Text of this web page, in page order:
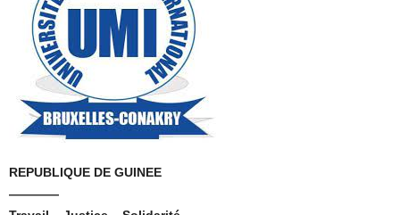
REPUBLIQUE DE GUINEE
————